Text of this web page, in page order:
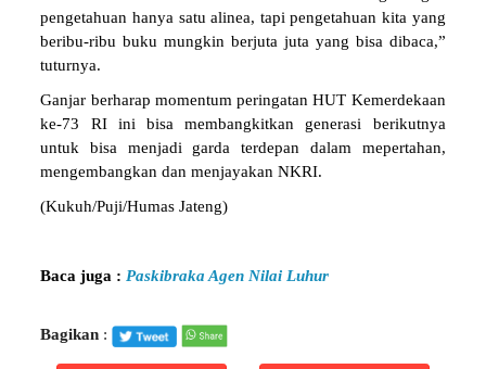
pengetahuan hanya satu alinea, tapi pengetahuan kita yang
beribu-ribu buku mungkin berjuta juta yang bisa dibaca,”
tuturnya.
Ganjar berharap momentum peringatan HUT Kemerdekaan
ke-73 RI ini bisa membangkitkan generasi berikutnya
untuk bisa menjadi garda terdepan dalam mepertahan,
mengembangkan dan menjayakan NKRI.
(Kukuh/Puji/Humas Jateng)
Baca juga : Paskibraka Agen Nilai Luhur
Bagikan :